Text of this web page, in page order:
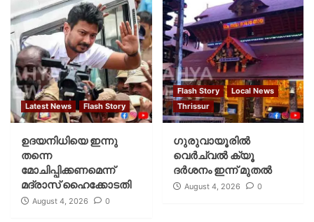
Latest News Flash Story
ഉദയനിധിയെ ഇന്നു
തന്നെ
മോചിപ്പിക്കണമെന്ന്
മദ്രാസ് ഹൈക്കോടതി
August 4, 2026 0
Flash Story
Local News
Thrissur
ഗുരുവായൂരില്‍
വെര്‍ച്വല്‍ ക്യൂ
ദര്‍ശനം ഇന്ന് മുതല്‍
August 4, 2026 0